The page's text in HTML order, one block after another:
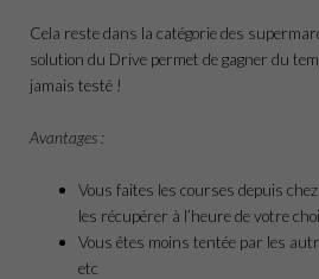
Cela reste dans la catégorie des
solution du Drive permet de gagner du
jamais testé !
Avantages :
Vous faites les courses depuis
les récupérer à l’heure de votre
Vous êtes moins tentée par les
etc